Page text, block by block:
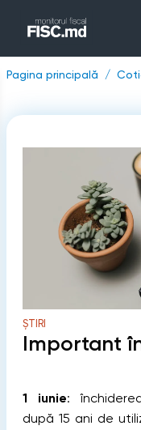
Pagina principală
ȘTIRI
Important
1 iunie:
după 15 ani de